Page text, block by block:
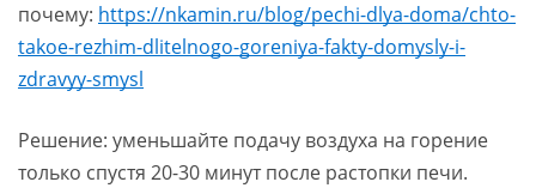
почему: https://nkamin.ru/blog/pechi-dlya-doma/chto-
takoe-rezhim-dlitelnogo-goreniya-fakty-domysly-i-
zdravyy-smysl
Решение: уменьшайте подачу воздуха на горение
только спустя 20-30 минут после растопки печи.